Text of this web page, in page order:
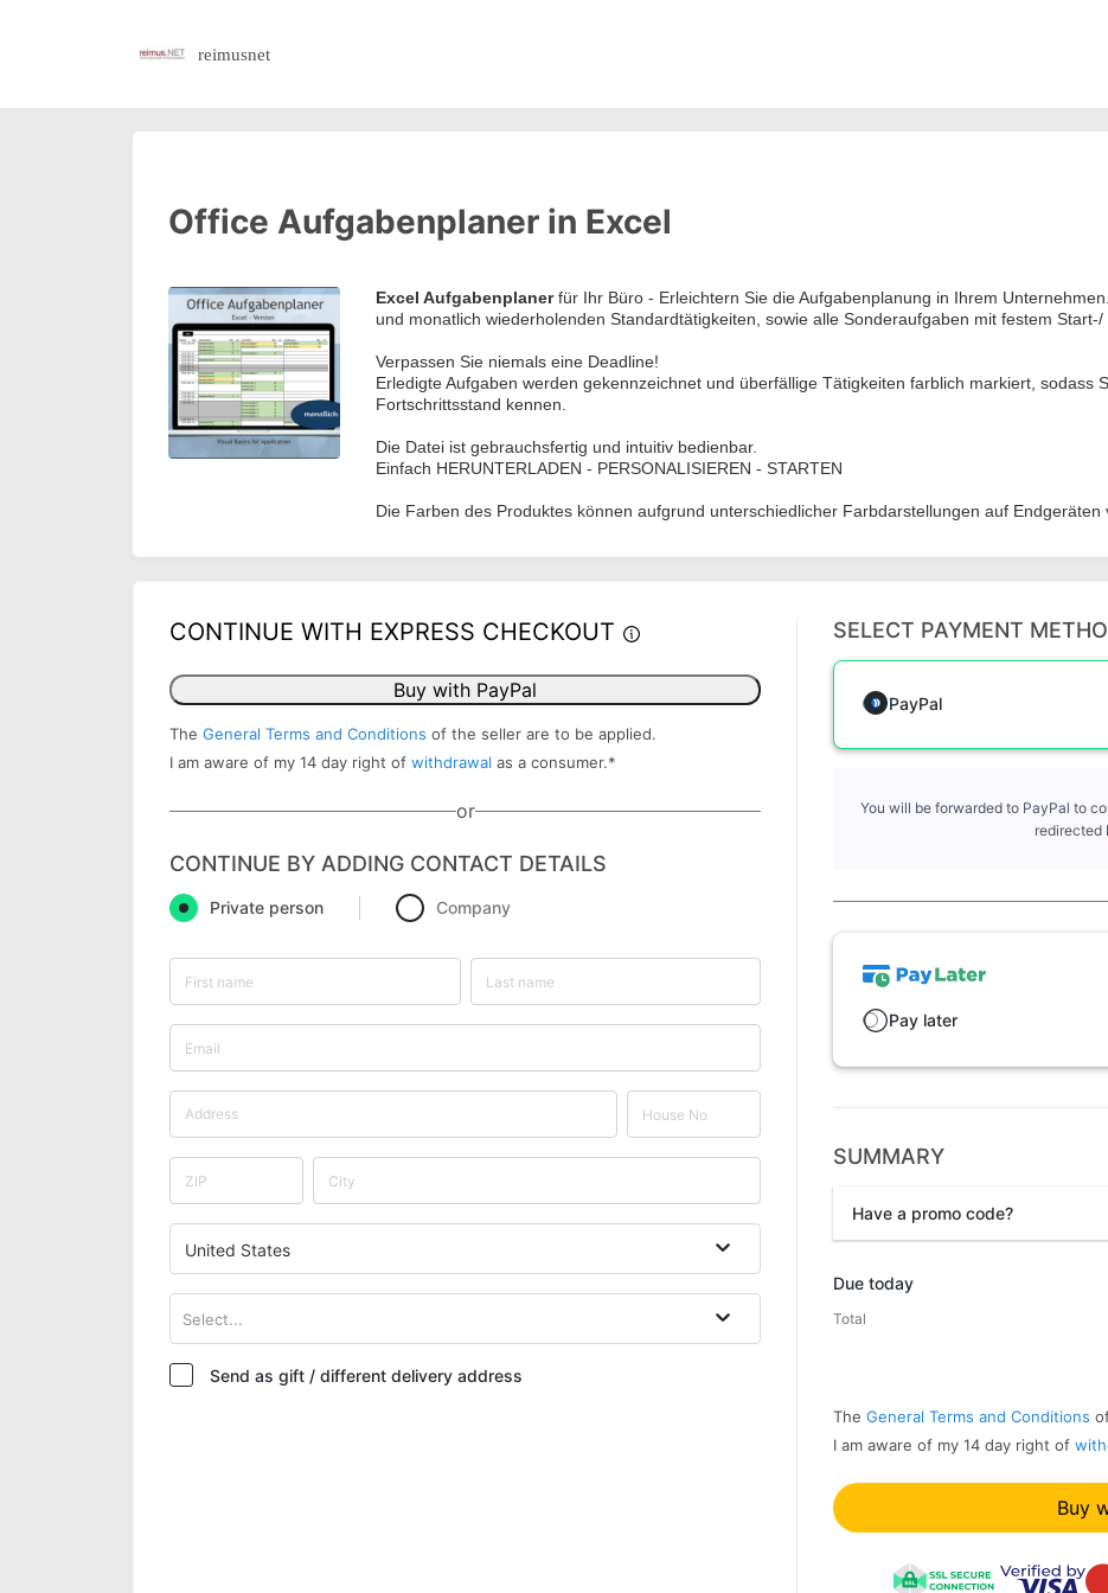
reimusnet
Office Aufgabenplaner in Excel
Excel Aufgabenplanerfür Ihr Büro - Erleichtern Sie die Aufgabenplanung in Ihrem
und monatlich wiederholenden Standardtätigkeiten, sowie alle Sonderaufgaben mit festem Start-/
Verpassen Sie niemals eine Deadline!
Erledigte Aufgaben werden gekennzeichnet und überfällige Tätigkeiten farblich markiert, sodass
Fortschrittsstand kennen.
Die Datei ist gebrauchsfertig und intuitiv bedienbar.
Einfach HERUNTERLADEN - PERSONALISIEREN - STARTEN
Die Farben des Produktes können aufgrund unterschiedlicher Farbdarstellungen auf Endgeräten
CONTINUE WITH EXPRESS CHECKOUT
Buy with PayPal
The General Terms and Conditions of the seller are to be applied.
I am aware of my 14 day right of withdrawal as a consumer.*
or
CONTINUE BY ADDING CONTACT DETAILS
Private person Company
United States
Select...
Send as gift / different delivery address
SELECT PAYMENT
PayPal
You will be forwarded to PayPal to
redirected
Pay later
SUMMARY
Have a promo code?
Due today
Total
The General Terms and Conditions
I am aware of my 14 day right of
Buy